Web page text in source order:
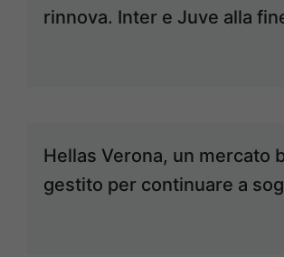
rinnova. Inter e Juve alla
Hellas Verona, un mercato
gestito per continuare a